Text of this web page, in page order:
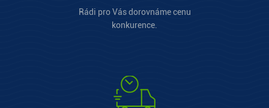
Rádi pro Vás dorovnáme cenu
konkurence.